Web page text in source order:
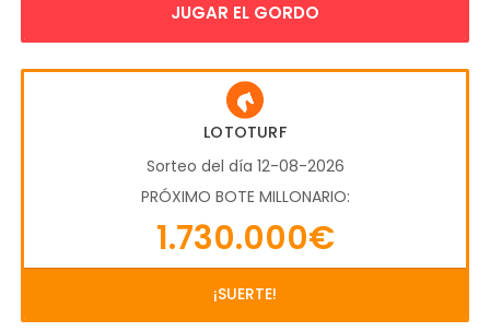
JUGAR EL GORDO
LOTOTURF
Sorteo del día 12-08-2026
PRÓXIMO BOTE MILLONARIO:
1.730.000€
¡SUERTE!